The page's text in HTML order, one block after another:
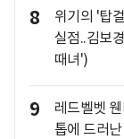
8
위기의 '탑
실점..김보
때녀')
9
레드벨벳
톱에 드러